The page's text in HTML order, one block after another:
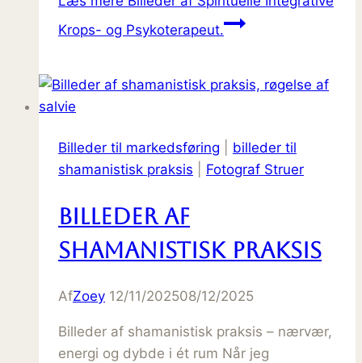
Krops- og Psykoterapeut.
Billeder til markedsføring
billeder til
shamanistisk praksis
Fotograf Struer
Billeder af
shamanistisk praksis
AfZoey 12/11/202508/12/2025
Billeder af shamanistisk praksis – nærvær,
energi og dybde i ét rum Når jeg